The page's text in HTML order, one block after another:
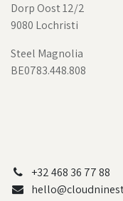
Dorp Oost 12/2
9080 Lochristi
Steel Magnolia
BE0783.448.808
+32 468 36 77 88